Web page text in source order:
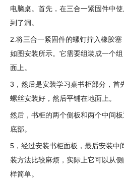
电脑桌。首先，在三合一紧固件中
到了洞。
2.将三合一紧固件的螺钉拧入橡胶塞
如图安装所示。它需要组装成一个
面上。
3，然后是安装学习桌书柜部分，首
螺丝安装好，然后平铺在地面上。
然后，书柜的两个侧板和两个中间
底部。
5，经过安装书柜面板，最后安装中
装方法比较麻烦，实际上它可以从
样简单。